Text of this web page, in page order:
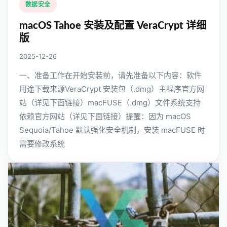
数据安全
macOS Tahoe 安装及配置 VeraCrypt 详细
版
2025-12-26
一、准备工作在开始安装前，请先准备以下内容：软件
用途下载来源VeraCrypt 安装包（.dmg）主程序官方网
站（详见下面链接）macFUSE（.dmg）文件系统支持
依赖官方网站（详见下面链接）提醒：因为 macOS
Sequoia/Tahoe 默认强化安全机制，安装 macFUSE 时
需要修改系统